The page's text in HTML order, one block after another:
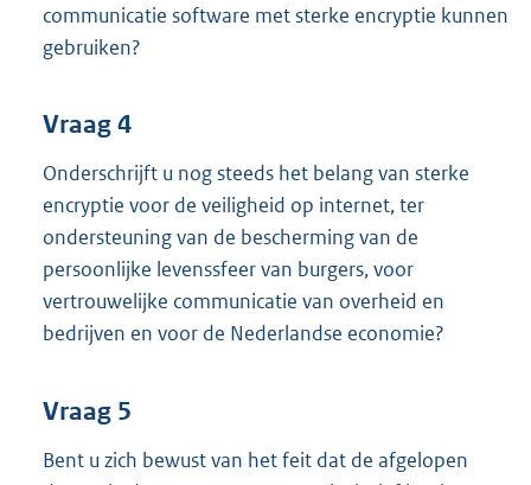
communicatie software met sterke encryptie kunnen
gebruiken?
Vraag 4
Onderschrijft u nog steeds het belang van sterke
encryptie voor de veiligheid op internet, ter
ondersteuning van de bescherming van de
persoonlijke levenssfeer van burgers, voor
vertrouwelijke communicatie van overheid en
bedrijven en voor de Nederlandse economie?
Vraag 5
Bent u zich bewust van het feit dat de afgelopen